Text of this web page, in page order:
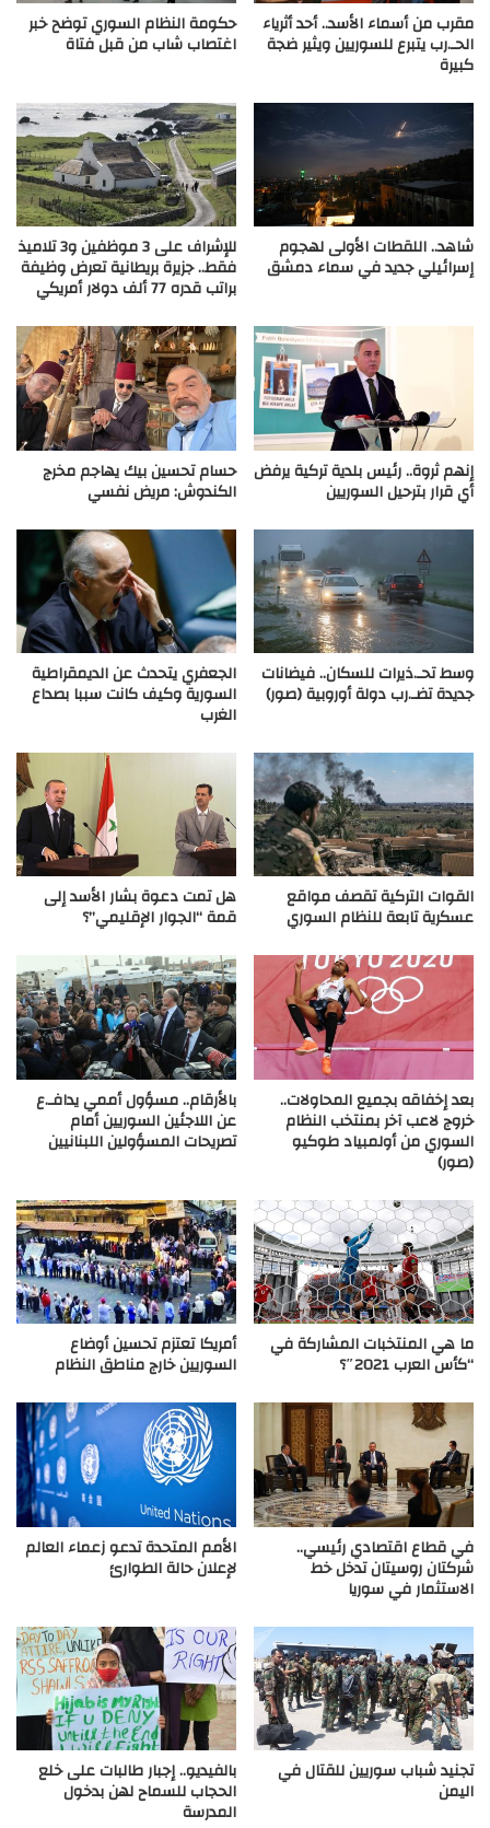
مقرب من أسماء الأسد.. أحد أثرياء
الحـ.رب يتبرع للسوريين ويثير ضجة
كبيرة
حكومة النظام السوري توضح خبر
اغتصاب شاب من قبل فتاة
شاهد.. اللقطات الأولى لهجوم
إسرائيلي جديد في سماء دمشق
للإشراف على 3 موظفين و3 تلاميذ
فقط.. جزيرة بريطانية تعرض وظيفة
براتب قدره 77 ألف دولار أمريكي
إنهم ثروة.. رئيس بلدية تركية يرفض
أي قرار بترحيل السوريين
حسام تحسين بيك يهاجم مخرج
الكندوش: مريض نفسي
وسط تحـ.ذيرات للسكان.. فيضانات
جديدة تضـ.رب دولة أوروبية (صور)
الجعفري يتحدث عن الديمقراطية
السورية وكيف كانت سببا بصداع
الغرب
القوات التركية تقصف مواقع
عسكرية تابعة للنظام السوري
هل تمت دعوة بشار الأسد إلى
قمة “الجوار الإقليمي”؟
بعد إخفاقه بجميع المحاولات..
خروج لاعب آخر بمنتخب النظام
السوري من أولمبياد طوكيو
(صور)
بالأرقام.. مسؤول أممي يدافـ.ع
عن اللاجئين السوريين أمام
تصريحات المسؤولين اللبنانيين
ما هي المنتخبات المشاركة في
“كأس العرب 2021″؟
أمريكا تعتزم تحسين أوضاع
السوريين خارج مناطق النظام
في قطاع اقتصادي رئيسي..
شركتان روسيتان تدخل خط
الاستثمار في سوريا
الأمم المتحدة تدعو زعماء العالم
لإعلان حالة الطوارئ
تجنيد شباب سوريين للقتال في
اليمن
بالفيديو.. إجبار طالبات على خلع
الحجاب للسماح لهن بدخول
المدرسة